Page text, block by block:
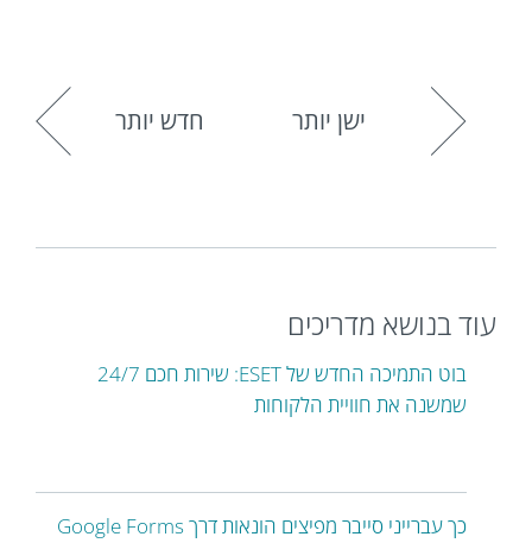
ישן יותר חדש יותר
עוד בנושא מדריכים
בוט התמיכה החדש של ESET: שירות חכם 24/7
שמשנה את חוויית הלקוחות
כך עברייני סייבר מפיצים הונאות דרך Google Forms